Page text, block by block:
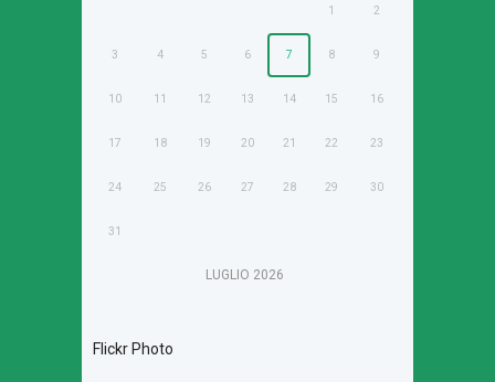
1 2
3 4 5 6 7 8 9
10 11 12 13 14 15 16
17 18 19 20 21 22 23
24 25 26 27 28 29 30
31
LUGLIO 2026
Flickr Photo